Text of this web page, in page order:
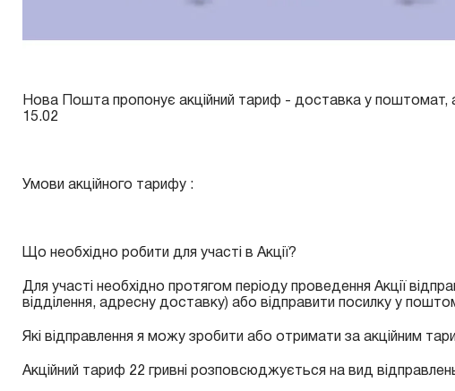
Нова Пошта пропонує акційний тариф - доставка у
15.02
Умови акційного тарифу :
Що необхідно робити для участі в Акції?
Для участі необхідно протягом періоду проведення Акції
відділення, адресну доставку) або відправити посилку у
Які відправлення я можу зробити або отримати за акційним
Акційний тариф 22 гривні розповсюджується на вид